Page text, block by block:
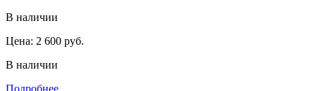
В наличии
Цена: 2 600 руб.
В наличии
Подробнее